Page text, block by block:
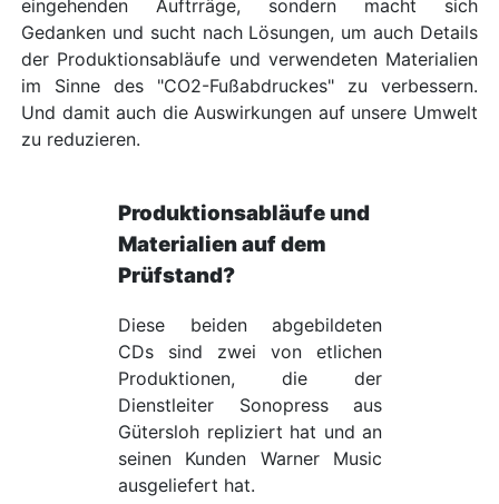
eingehenden Auftrräge, sondern macht sich
Gedanken und sucht nach Lösungen, um auch Details
der Produktionsabläufe und verwendeten Materialien
im Sinne des "CO2-Fußabdruckes" zu verbessern.
Und damit auch die Auswirkungen auf unsere Umwelt
zu reduzieren.
Produktionsabläufe und
Materialien auf dem
Prüfstand?
Diese beiden abgebildeten
CDs sind zwei von etlichen
Produktionen, die der
Dienstleiter Sonopress aus
Gütersloh repliziert hat und an
seinen Kunden Warner Music
ausgeliefert hat.